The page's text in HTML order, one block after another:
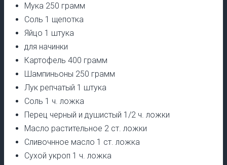
Мука 250 грамм
Соль 1 щепотка
Яйцо 1 штука
для начинки
Картофель 400 грамм
Шампиньоны 250 грамм
Лук репчатый 1 штука
Соль 1 ч. ложка
Перец черный и душистый 1/2 ч. ложки
Масло растительное 2 ст. ложки
Сливочнное масло 1 ст. ложка
Сухой укроп 1 ч. ложка